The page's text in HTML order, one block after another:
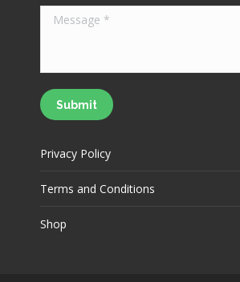
Message *
Submit
Privacy Policy
Terms and Conditions
Shop